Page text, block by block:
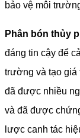
bảo vệ môi
Phân bón thủy
đáng tin cậy để
trường và tạo giá
đã được nhiều
và đã được
lược canh tác